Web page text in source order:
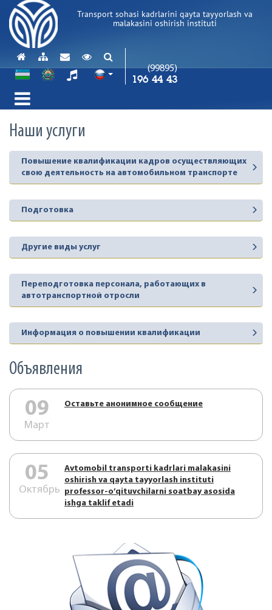
Transport sohasi kadrlarini qayta tayyorlash va
malakasini oshirish instituti
(99895)
196 44 43
Наши услуги
Повышение квалификации кадров осуществляющих
свою деятельность на автомобильном транспорте
Подготовка
Другие виды услуг
Переподготовка персонала, работающих в
автотранспортной отросли
Информация о повышении квалификации
Объявления
09
Март
Оставьте анонимное сообщение
05
Октябрь
Аvtоmоbil trаnspоrti kаdrlаri mаlаkаsini
оshirish vа qаytа tаyyorlаsh instituti
prоfеssоr-o’qituvchilаrni sоаtbаy аsоsidа
ishgа tаklif etаdi